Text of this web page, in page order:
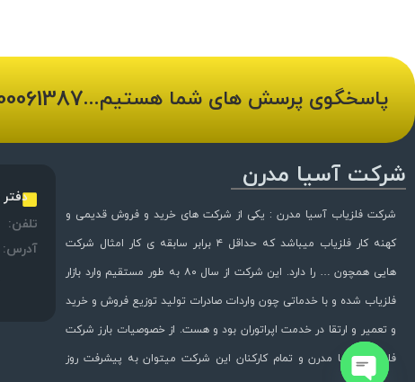
پاسخگوی پرسش های شما هستیم...
شرکت آسیا مدرن
شرکت فلزیاب آسیا مدرن : یکی از شرکت های خرید و فروش قدیمی و
کهنه کار فلزیاب میباشد که حداقل ۴ برابر سابقه ی کار امثال شرکت
هایی همچون … را دارد. این شرکت از سال ۸۰ به طور مستقیم وارد بازار
فلزیاب شده و با خدماتی چون واردات صادرات تولید توزیع فروش و خرید
و تعمیر و ارتقا در خدمت اپراتوران بود و هست. از خصوصیات بارز شرکت
فلزیاب آسیا مدرن و تمام کارکنان این شرکت میتوان به پیشرفت روز
دفتر
تلفن:
آدرس: